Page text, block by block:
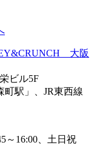
大阪
ビル5F
町駅」、JR東西線
～16:00、土日祝